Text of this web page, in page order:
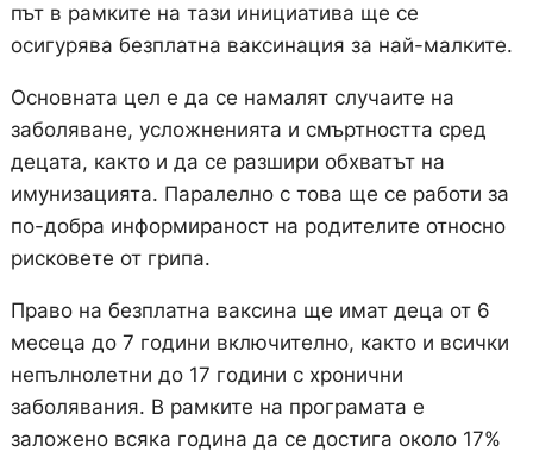
път в рамките на тази инициатива ще се
осигурява безплатна ваксинация за най-малките.
Основната цел е да се намалят случаите на
заболяване, усложненията и смъртността сред
децата, както и да се разшири обхватът на
имунизацията. Паралелно с това ще се работи за
по-добра информираност на родителите относно
рисковете от грипа.
Право на безплатна ваксина ще имат деца от 6
месеца до 7 години включително, както и всички
непълнолетни до 17 години с хронични
заболявания. В рамките на програмата е
заложено всяка година да се достига около 17%